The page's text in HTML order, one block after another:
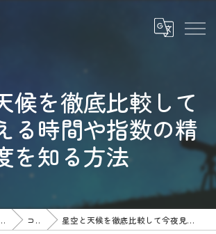
候を徹底比較して
る時間や指数の精
を知る方法
ならWhite Piece コラム 星空と天候を徹底比較して今夜見える時間や指数の精度を知る方法